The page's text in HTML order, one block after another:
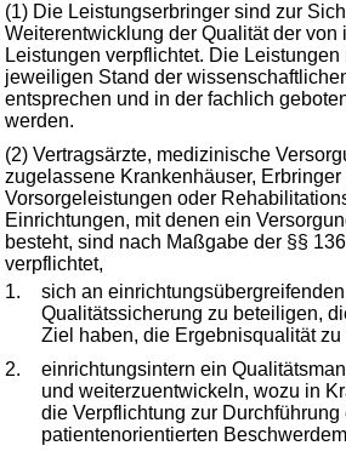
(1) Die Leistungserbringer sind zur
Weiterentwicklung der Qualität der von
Leistungen verpflichtet. Die Leistungen
jeweiligen Stand der
entsprechen und in der fachlich
werden.
(2) Vertragsärzte, medizinische
zugelassene Krankenhäuser, Erbringer
Vorsorgeleistungen oder
Einrichtungen, mit denen ein
besteht, sind nach Maßgabe der §§
verpflichtet,
1.
sich an
Qualitätssicherung zu beteiligen,
Ziel haben, die Ergebnisqualität zu
2.
einrichtungsintern ein
und weiterzuentwickeln, wozu in
die Verpflichtung zur Durchführung
patientenorientierten